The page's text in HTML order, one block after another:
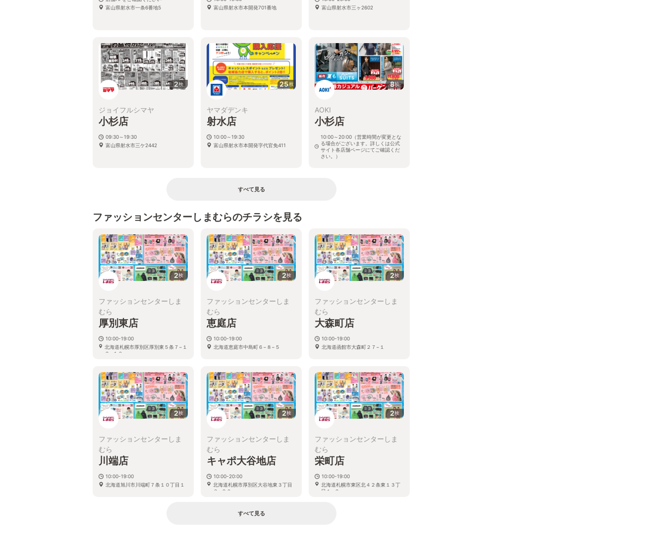
富山県射水市一条6番地5
富山県射水市本開発701番地
富山県射水市三ヶ2602
2枚
ジョイフルシマヤ
小杉店
09:30～19:30
富山県射水市三ケ2442
25枚
ヤマダデンキ
射水店
10:00～19:30
富山県射水市本開発字代官免411
8枚
AOKI
小杉店
10:00～20:00（営業時間が変更とな
る場合がございます。詳しくは公式
サイト各店舗ページにてご確認くだ
さい。）
すべて見る
ファッションセンターしまむらのチラシを見る
2枚
ファッションセンターしま
むら
厚別東店
10:00-19:00
北海道札幌市厚別区厚別東５条７−１
２−１０
2枚
ファッションセンターしま
むら
恵庭店
10:00-19:00
北海道恵庭市中島町６−８−５
2枚
ファッションセンターしま
むら
大森町店
10:00-19:00
北海道函館市大森町２７−１
2枚
ファッションセンターしま
むら
川端店
10:00-19:00
北海道旭川市川端町７条１０丁目１
2枚
ファッションセンターしま
むら
キャポ大谷地店
10:00-20:00
北海道札幌市厚別区大谷地東３丁目
３−２０
2枚
ファッションセンターしま
むら
栄町店
10:00-19:00
北海道札幌市東区北４２条東１３丁
目１−２
すべて見る